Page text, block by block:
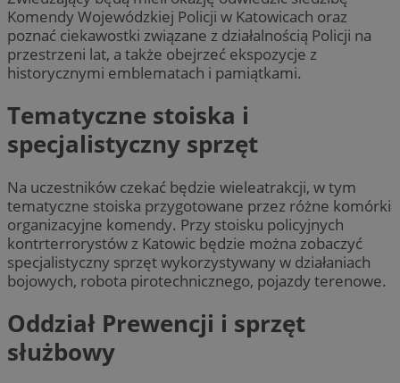
Komendy Wojewódzkiej Policji w Katowicach oraz
poznać ciekawostki związane z działalnością Policji na
przestrzeni lat, a także obejrzeć ekspozycje z
historycznymi emblematach i pamiątkami.
Tematyczne stoiska i
specjalistyczny sprzęt
Na uczestników czekać będzie wieleatrakcji, w tym
tematyczne stoiska przygotowane przez różne komórki
organizacyjne komendy. Przy stoisku policyjnych
kontrterrorystów z Katowic będzie można zobaczyć
specjalistyczny sprzęt wykorzystywany w działaniach
bojowych, robota pirotechnicznego, pojazdy terenowe.
Oddział Prewencji i sprzęt
służbowy